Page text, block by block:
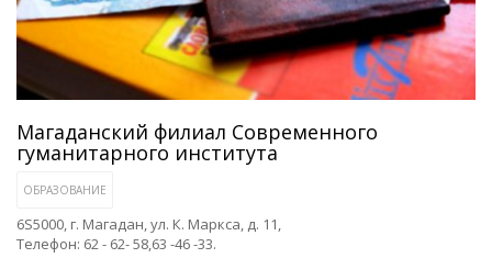
Магаданский филиал Современного
гуманитарного института
ОБРАЗОВАНИЕ
6S5000, г. Магадан, ул. К. Маркса, д. 11,
Телефон: 62 - 62- 58,63 -46 -33.